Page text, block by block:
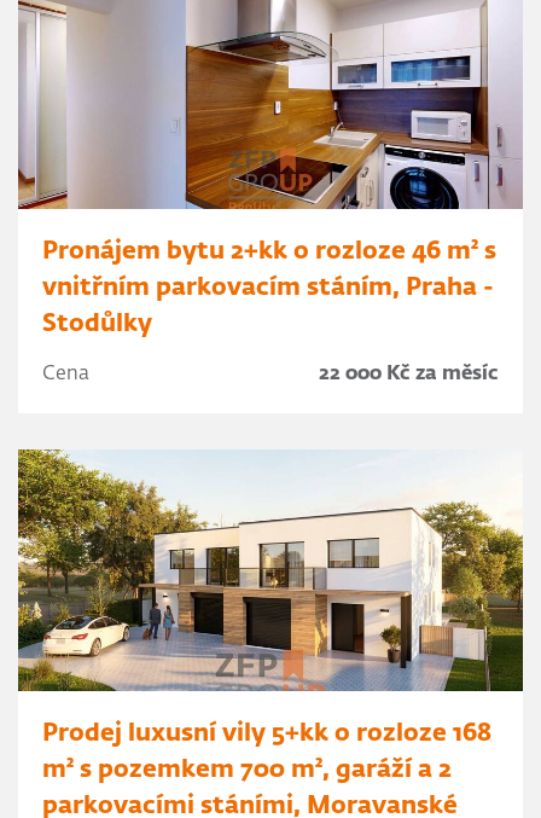
Pronájem bytu 2+kk o rozloze 46 m² s
vnitřním parkovacím stáním, Praha -
Stodůlky
Cena 22 000 Kč za měsíc
Prodej luxusní vily 5+kk o rozloze 168
m² s pozemkem 700 m², garáží a 2
parkovacími stáními, Moravanské